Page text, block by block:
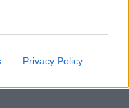
Privacy Policy
να
σε
αυξάνονται,